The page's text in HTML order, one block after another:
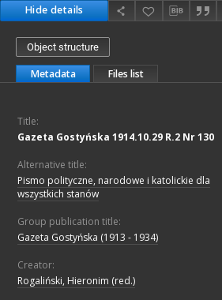
Hide details
Object structure
Metadata Files list
Title:
Gazeta Gostyńska 1914.10.29 R.2 Nr 130
Alternative title:
Pismo polityczne, narodowe i katolickie dla
wszystkich stanów
Group publication title:
Gazeta Gostyńska (1913 - 1934)
Creator:
Rogaliński, Hieronim (red.)